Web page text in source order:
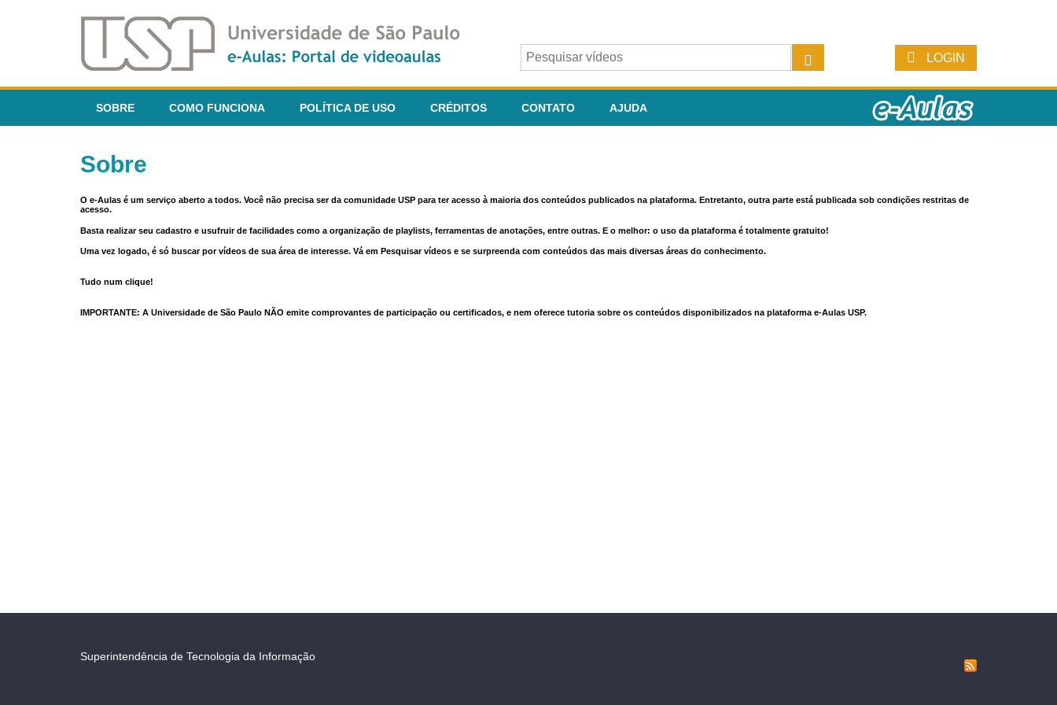
LOGIN
SOBRE COMO FUNCIONA POLÍTICA DE USO CRÉDITOS CONTATO AJUDA
Sobre
O e-Aulas é um serviço aberto a todos. Você não precisa ser da comunidade USP para ter acesso à maioria dos conteúdos publicados na plataforma. Entretanto, outra parte está publicada sob condições restritas de
acesso.
Basta realizar seu cadastro e usufruir de facilidades como a organização de playlists, ferramentas de anotações, entre outras. E o melhor: o uso da plataforma é totalmente gratuito!
Uma vez logado, é só buscar por vídeos de sua área de interesse. Vá em Pesquisar vídeos e se surpreenda com conteúdos das mais diversas áreas do conhecimento.
Tudo num clique!
IMPORTANTE: A Universidade de São Paulo NÃO emite comprovantes de participação ou certificados, e nem oferece tutoria sobre os conteúdos disponibilizados na plataforma e-Aulas USP.
Superintendência de Tecnologia da Informação